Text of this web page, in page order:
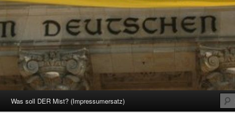
Was soll DER Mist? (Impressumersatz)